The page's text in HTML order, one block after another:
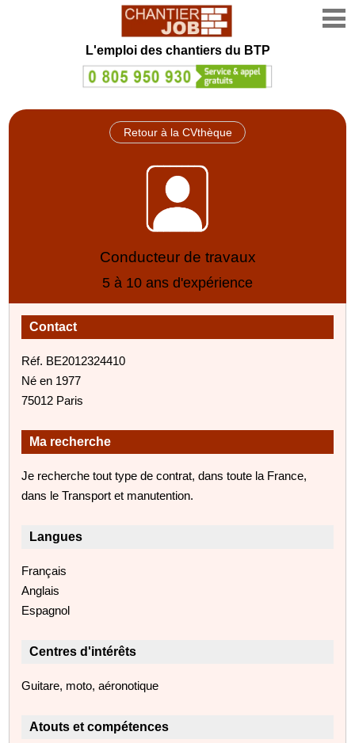
L'emploi des chantiers du BTP
Retour à la CVthèque
Conducteur de travaux
5 à 10 ans d'expérience
Contact
Réf. BE2012324410
Né en 1977
75012 Paris
Ma recherche
Je recherche tout type de contrat, dans toute la France,
dans le Transport et manutention.
Langues
Français
Anglais
Espagnol
Centres d'intérêts
Guitare, moto, aéronotique
Atouts et compétences